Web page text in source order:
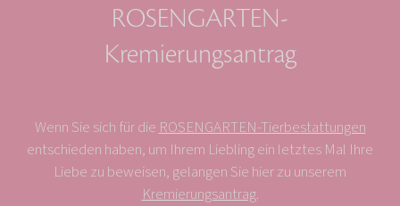
ROSENGARTEN-
Kremierungsantrag
Wenn Sie sich für die ROSENGARTEN-Tierbestattungen
entschieden haben, um Ihrem Liebling ein letztes Mal Ihre
Liebe zu beweisen, gelangen Sie hier zu unserem
Kremierungsantrag.